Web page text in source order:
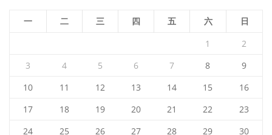
一 二 三 四 五 六
日
1
2
3
4 5 6 7 8
9
10
11 12 13 14 15
16
17
18 19 20 21 22
23
24
25 26 27 28 29
30